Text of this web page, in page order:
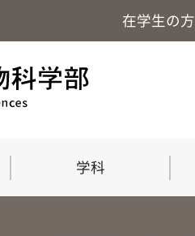
在学生の方
学科